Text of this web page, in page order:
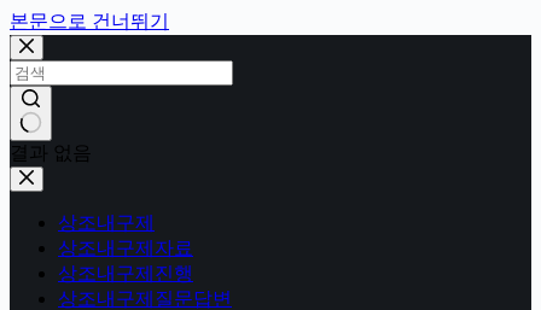
본문으로 건너뛰기
결과 없음
상조내구제
상조내구제자료
상조내구제진행
상조내구제질문답변